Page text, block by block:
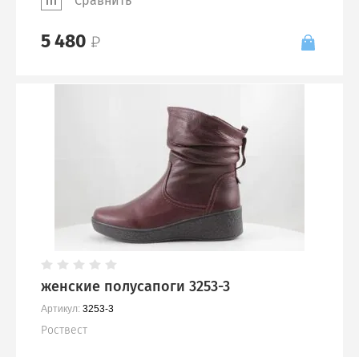
5 480
женские полусапоги 3253-3
Артикул: 3253-3
Роствест